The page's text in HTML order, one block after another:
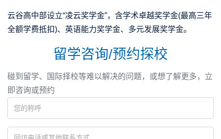
云谷高中部设立“凌云奖学金”，含学术卓越奖学金(最高三年
全额学费抵扣)、英语能力奖学金、多元发展奖学金。
留学咨询/预约探校
碰到留学、国际择校等难以解决的问题，或想了解更多，立
即咨询或预约